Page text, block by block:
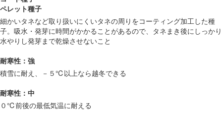
ペレット種子
細かいタネなど取り扱いにくいタネの周りをコーティング加工した種
子。吸水・発芽に時間がかかることがあるので、タネまき後にしっかり
水やりし発芽まで乾燥させないこと
耐寒性：強
積雪に耐え、－５℃以上なら越冬できる
耐寒性：中
０℃前後の最低気温に耐える